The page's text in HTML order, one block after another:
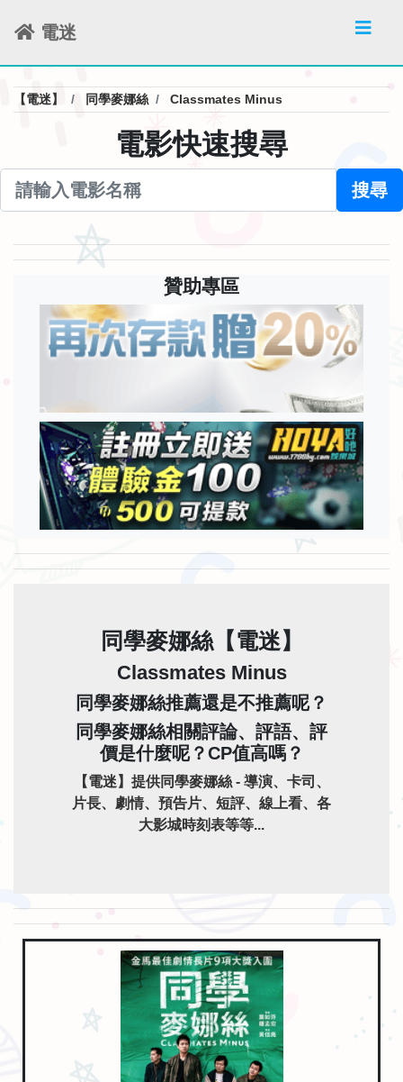
電迷
【電迷】 同學麥娜絲 Classmates Minus
電影快速搜尋
搜尋
贊助專區
同學麥娜絲【電迷】
Classmates Minus
同學麥娜絲推薦還是不推薦呢？
同學麥娜絲相關評論、評語、評
價是什麼呢？CP值高嗎？
【電迷】提供同學麥娜絲 - 導演、卡司、
片長、劇情、預告片、短評、線上看、各
大影城時刻表等等...